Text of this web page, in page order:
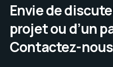
Envie de
projet ou d’un
Contactez-